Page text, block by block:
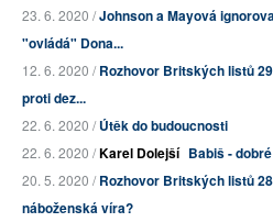
23. 6. 2020 /Johnson a Mayová
"ovládá" Dona...
12. 6. 2020 /Rozhovor Britských listů
proti dez...
22. 6. 2020 /Útěk do budoucnosti
22. 6. 2020 /Karel Dolejší Babiš -
20. 5. 2020 /Rozhovor Britských listů
náboženská víra?